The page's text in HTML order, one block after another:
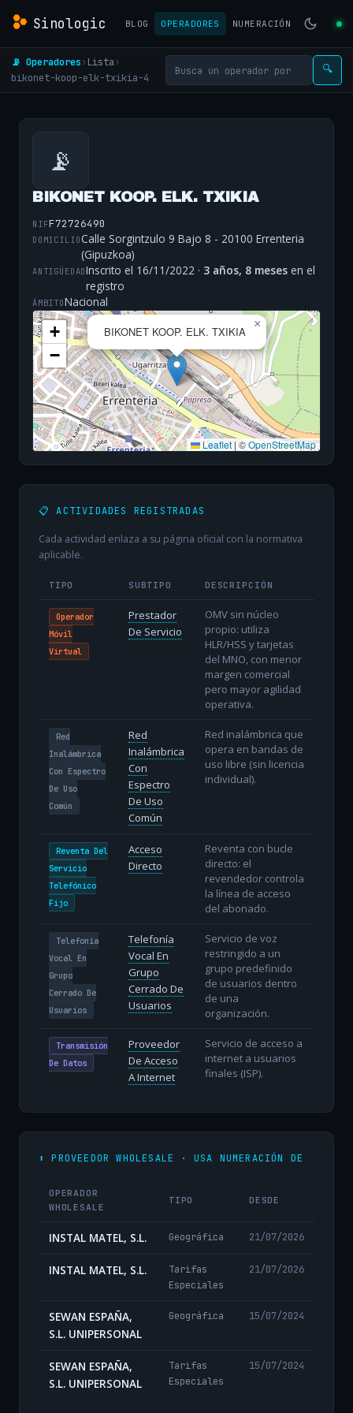
Sinologic BLOG OPERADORES NUMERACIÓN
📡 Operadores› Lista›
bikonet-koop-elk-txikia-4
🔍
📡
BIKONET KOOP. ELK. TXIKIA
NIFF72726490
DOMICILIOCalle Sorgintzulo 9 Bajo 8 - 20100 Errenteria
(Gipuzkoa)
ANTIGÜEDADInscrito el 16/11/2022 · 3 años, 8 meses en el
registro
ÁMBITONacional
BIKONET KOOP. ELK. TXIKIA
×
+
−
Leaflet |©OpenStreetMap
📋 ACTIVIDADES REGISTRADAS
Cada actividad enlaza a su página oficial con la normativa
aplicable.
TIPO SUBTIPO DESCRIPCIÓN
Operador
Móvil
Virtual
Prestador
De Servicio
OMV sin núcleo
propio: utiliza
HLR/HSS y tarjetas
del MNO, con menor
margen comercial
pero mayor agilidad
operativa.
Red
Inalámbrica
Con Espectro
De Uso
Común
Red
Inalámbrica
Con
Espectro
De Uso
Común
Red inalámbrica que
opera en bandas de
uso libre (sin licencia
individual).
Reventa Del
Servicio
Telefónico
Fijo
Acceso
Directo
Reventa con bucle
directo: el
revendedor controla
la línea de acceso
del abonado.
Telefonía
Vocal En
Grupo
Cerrado De
Usuarios
Telefonía
Vocal En
Grupo
Cerrado De
Usuarios
Servicio de voz
restringido a un
grupo predefinido
de usuarios dentro
de una
organización.
Transmisión
De Datos
Proveedor
De Acceso
A Internet
Servicio de acceso a
internet a usuarios
finales (ISP).
⬆️ PROVEEDOR WHOLESALE · USA NUMERACIÓN DE
OPERADOR
WHOLESALE
TIPO DESDE
INSTAL MATEL, S.L. Geográfica 21/07/2026
INSTAL MATEL, S.L.
Tarifas
Especiales
21/07/2026
SEWAN ESPAÑA,
S.L. UNIPERSONAL
Geográfica 15/07/2024
SEWAN ESPAÑA,
S.L. UNIPERSONAL
Tarifas
Especiales
15/07/2024